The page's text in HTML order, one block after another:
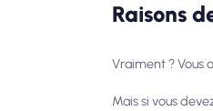
Raisons
Vraiment ? Vous
Mais si vous